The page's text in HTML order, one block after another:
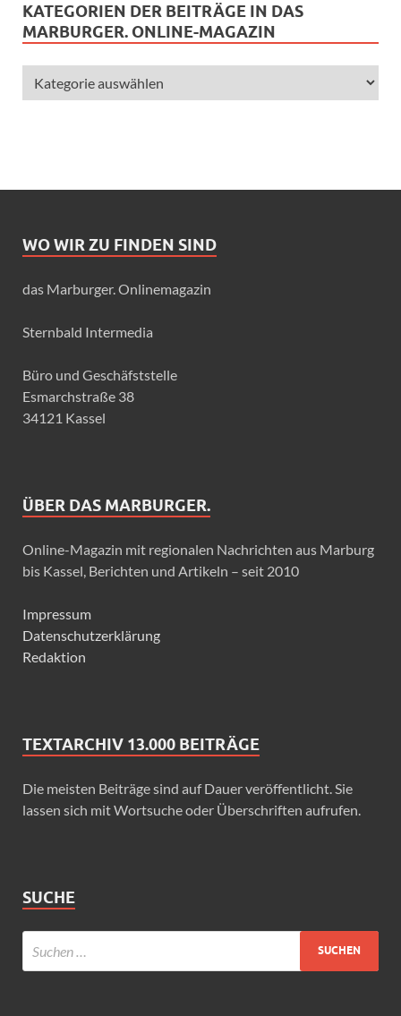
KATEGORIEN DER BEITRÄGE IN DAS
MARBURGER. ONLINE-MAGAZIN
WO WIR ZU FINDEN SIND
das Marburger. Onlinemagazin
Sternbald Intermedia
Büro und Geschäfststelle
Esmarchstraße 38
34121 Kassel
ÜBER DAS MARBURGER.
Online-Magazin mit regionalen Nachrichten aus Marburg
bis Kassel, Berichten und Artikeln – seit 2010
Impressum
Datenschutzerklärung
Redaktion
TEXTARCHIV 13.000 BEITRÄGE
Die meisten Beiträge sind auf Dauer veröffentlicht. Sie
lassen sich mit Wortsuche oder Überschriften aufrufen.
SUCHE